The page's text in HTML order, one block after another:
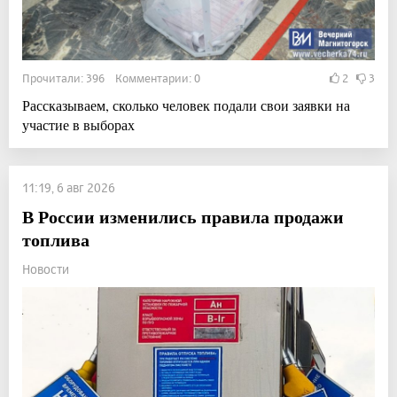
Прочитали: 396 Комментарии: 0 2 3
Рассказываем, сколько человек подали свои заявки на
участие в выборах
11:19, 6 авг 2026
В России изменились правила продажи
топлива
Новости